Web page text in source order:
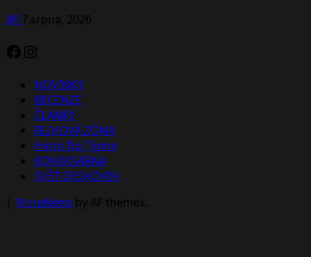
Jiří7 srpna, 2026
Facebook
Instagram
NOVINKY
RECENZE
ČLÁNKY
FILMOVÁ ZÓNA
Herní Tip Týdne
KOMIKSÁRNA
SVĚT DESKOVEK
| MoreNews by AF themes.